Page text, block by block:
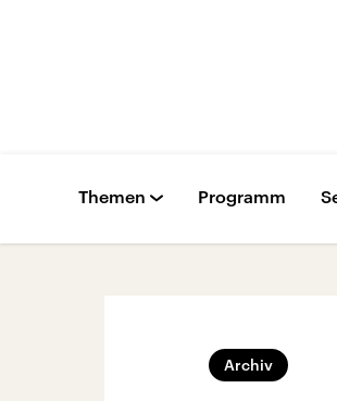
Themen Programm
Archiv